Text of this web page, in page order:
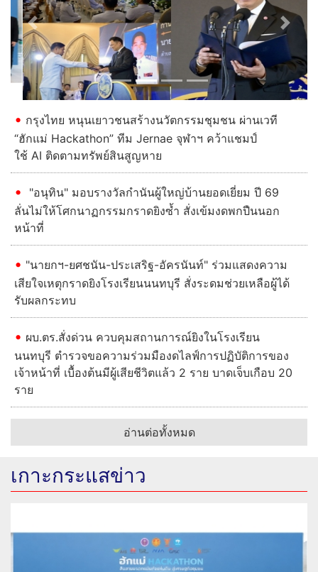
Previous Next
กรุงไทย หนุนเยาวชนสร้างนวัตกรรมชุมชน ผ่านเวที
“ฮักแม่ Hackathon” ทีม Jernae จุฬาฯ คว้าแชมป์
ใช้ AI ติดตามทรัพย์สินสูญหาย
"อนุทิน" มอบรางวัลกำนันผู้ใหญ่บ้านยอดเยี่ยม ปี 69
ลั่นไม่ให้โศกนาฏกรรมกราดยิงซ้ำ สั่งเข้มงดพกปืนนอก
หน้าที่
"นายกฯ-ยศชนัน-ประเสริฐ-อัครนันท์" ร่วมแสดงความ
เสียใจเหตุกราดยิงโรงเรียนนนทบุรี สั่งระดมช่วยเหลือผู้ได้
รับผลกระทบ
ผบ.ตร.สั่งด่วน ควบคุมสถานการณ์ยิงในโรงเรียน
นนทบุรี ตำรวจขอความร่วมมืองดไลฟ์การปฏิบัติการของ
เจ้าหน้าที่ เบื้องต้นมีผู้เสียชีวิตแล้ว 2 ราย บาดเจ็บเกือบ 20
ราย
อ่านต่อทั้งหมด
เกาะกระแสข่าว